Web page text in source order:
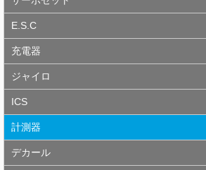
E.S.C
充電器
ジャイロ
ICS
計測器
デカール